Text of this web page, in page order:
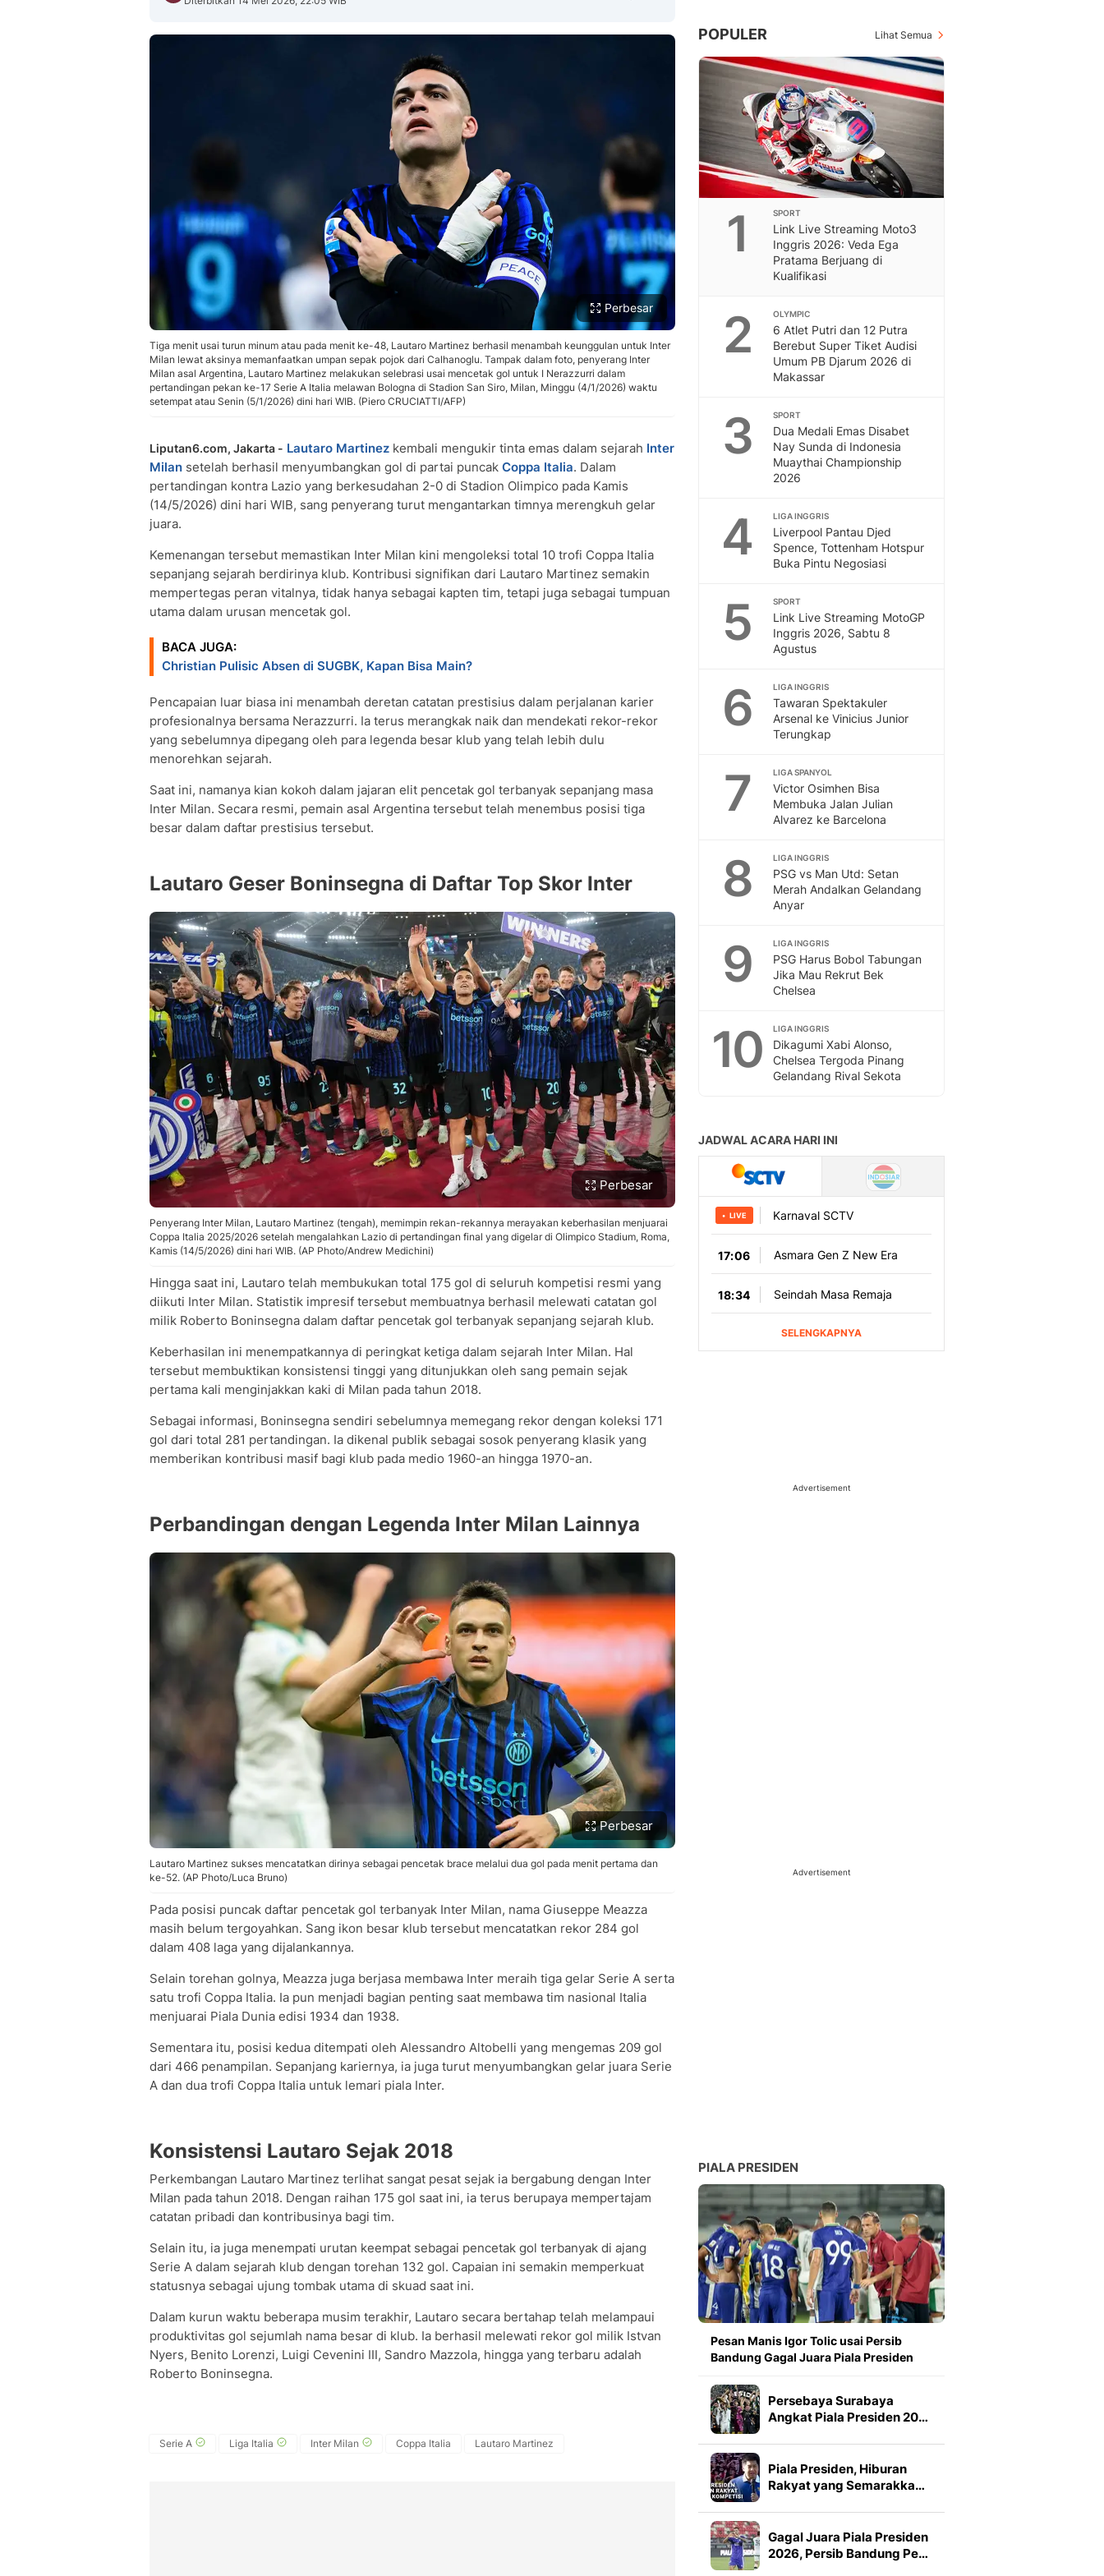
Perbesar
Tiga menit usai turun minum atau pada menit ke-48, Lautaro Martinez berhasil menambah keunggulan untuk Inter
Milan lewat aksinya memanfaatkan umpan sepak pojok dari Calhanoglu. Tampak dalam foto, penyerang Inter
Milan asal Argentina, Lautaro Martinez melakukan selebrasi usai mencetak gol untuk I Nerazzurri dalam
pertandingan pekan ke-17 Serie A Italia melawan Bologna di Stadion San Siro, Milan, Minggu (4/1/2026) waktu
setempat atau Senin (5/1/2026) dini hari WIB. (Piero CRUCIATTI/AFP)
Liputan6.com, Jakarta - Lautaro Martinez kembali mengukir tinta emas dalam sejarah Inter
Milan setelah berhasil menyumbangkan gol di partai puncak Coppa Italia. Dalam
pertandingan kontra Lazio yang berkesudahan 2-0 di Stadion Olimpico pada Kamis
(14/5/2026) dini hari WIB, sang penyerang turut mengantarkan timnya merengkuh gelar
juara.
Kemenangan tersebut memastikan Inter Milan kini mengoleksi total 10 trofi Coppa Italia
sepanjang sejarah berdirinya klub. Kontribusi signifikan dari Lautaro Martinez semakin
mempertegas peran vitalnya, tidak hanya sebagai kapten tim, tetapi juga sebagai tumpuan
utama dalam urusan mencetak gol.
BACA JUGA:
Christian Pulisic Absen di SUGBK, Kapan Bisa Main?
Pencapaian luar biasa ini menambah deretan catatan prestisius dalam perjalanan karier
profesionalnya bersama Nerazzurri. Ia terus merangkak naik dan mendekati rekor-rekor
yang sebelumnya dipegang oleh para legenda besar klub yang telah lebih dulu
menorehkan sejarah.
Saat ini, namanya kian kokoh dalam jajaran elit pencetak gol terbanyak sepanjang masa
Inter Milan. Secara resmi, pemain asal Argentina tersebut telah menembus posisi tiga
besar dalam daftar prestisius tersebut.
Lautaro Geser Boninsegna di Daftar Top Skor Inter
Perbesar
Penyerang Inter Milan, Lautaro Martinez (tengah), memimpin rekan-rekannya merayakan keberhasilan menjuarai
Coppa Italia 2025/2026 setelah mengalahkan Lazio di pertandingan final yang digelar di Olimpico Stadium, Roma,
Kamis (14/5/2026) dini hari WIB. (AP Photo/Andrew Medichini)
Hingga saat ini, Lautaro telah membukukan total 175 gol di seluruh kompetisi resmi yang
diikuti Inter Milan. Statistik impresif tersebut membuatnya berhasil melewati catatan gol
milik Roberto Boninsegna dalam daftar pencetak gol terbanyak sepanjang sejarah klub.
Keberhasilan ini menempatkannya di peringkat ketiga dalam sejarah Inter Milan. Hal
tersebut membuktikan konsistensi tinggi yang ditunjukkan oleh sang pemain sejak
pertama kali menginjakkan kaki di Milan pada tahun 2018.
Sebagai informasi, Boninsegna sendiri sebelumnya memegang rekor dengan koleksi 171
gol dari total 281 pertandingan. Ia dikenal publik sebagai sosok penyerang klasik yang
memberikan kontribusi masif bagi klub pada medio 1960-an hingga 1970-an.
Perbandingan dengan Legenda Inter Milan Lainnya
Perbesar
Lautaro Martinez sukses mencatatkan dirinya sebagai pencetak brace melalui dua gol pada menit pertama dan
ke-52. (AP Photo/Luca Bruno)
Pada posisi puncak daftar pencetak gol terbanyak Inter Milan, nama Giuseppe Meazza
masih belum tergoyahkan. Sang ikon besar klub tersebut mencatatkan rekor 284 gol
dalam 408 laga yang dijalankannya.
Selain torehan golnya, Meazza juga berjasa membawa Inter meraih tiga gelar Serie A serta
satu trofi Coppa Italia. Ia pun menjadi bagian penting saat membawa tim nasional Italia
menjuarai Piala Dunia edisi 1934 dan 1938.
Sementara itu, posisi kedua ditempati oleh Alessandro Altobelli yang mengemas 209 gol
dari 466 penampilan. Sepanjang kariernya, ia juga turut menyumbangkan gelar juara Serie
A dan dua trofi Coppa Italia untuk lemari piala Inter.
Konsistensi Lautaro Sejak 2018
Perkembangan Lautaro Martinez terlihat sangat pesat sejak ia bergabung dengan Inter
Milan pada tahun 2018. Dengan raihan 175 gol saat ini, ia terus berupaya mempertajam
catatan pribadi dan kontribusinya bagi tim.
Selain itu, ia juga menempati urutan keempat sebagai pencetak gol terbanyak di ajang
Serie A dalam sejarah klub dengan torehan 132 gol. Capaian ini semakin memperkuat
statusnya sebagai ujung tombak utama di skuad saat ini.
Dalam kurun waktu beberapa musim terakhir, Lautaro secara bertahap telah melampaui
produktivitas gol sejumlah nama besar di klub. Ia berhasil melewati rekor gol milik Istvan
Nyers, Benito Lorenzi, Luigi Cevenini III, Sandro Mazzola, hingga yang terbaru adalah
Roberto Boninsegna.
Serie A Liga Italia Inter Milan Coppa Italia Lautaro Martinez
POPULER Lihat Semua
1 SPORT
Link Live Streaming Moto3
Inggris 2026: Veda Ega
Pratama Berjuang di
Kualifikasi
2 OLYMPIC
6 Atlet Putri dan 12 Putra
Berebut Super Tiket Audisi
Umum PB Djarum 2026 di
Makassar
3 SPORT
Dua Medali Emas Disabet
Nay Sunda di Indonesia
Muaythai Championship
2026
4 LIGA INGGRIS
Liverpool Pantau Djed
Spence, Tottenham Hotspur
Buka Pintu Negosiasi
5 SPORT
Link Live Streaming MotoGP
Inggris 2026, Sabtu 8
Agustus
6 LIGA INGGRIS
Tawaran Spektakuler
Arsenal ke Vinicius Junior
Terungkap
7 LIGA SPANYOL
Victor Osimhen Bisa
Membuka Jalan Julian
Alvarez ke Barcelona
8 LIGA INGGRIS
PSG vs Man Utd: Setan
Merah Andalkan Gelandang
Anyar
9 LIGA INGGRIS
PSG Harus Bobol Tabungan
Jika Mau Rekrut Bek
Chelsea
10 LIGA INGGRIS
Dikagumi Xabi Alonso,
Chelsea Tergoda Pinang
Gelandang Rival Sekota
Advertisement
Advertisement
PIALA PRESIDEN
Pesan Manis Igor Tolic usai Persib
Bandung Gagal Juara Piala Presiden
Persebaya Surabaya
Angkat Piala Presiden 20…
Piala Presiden, Hiburan
Rakyat yang Semarakka…
Gagal Juara Piala Presiden
2026, Persib Bandung Pe…